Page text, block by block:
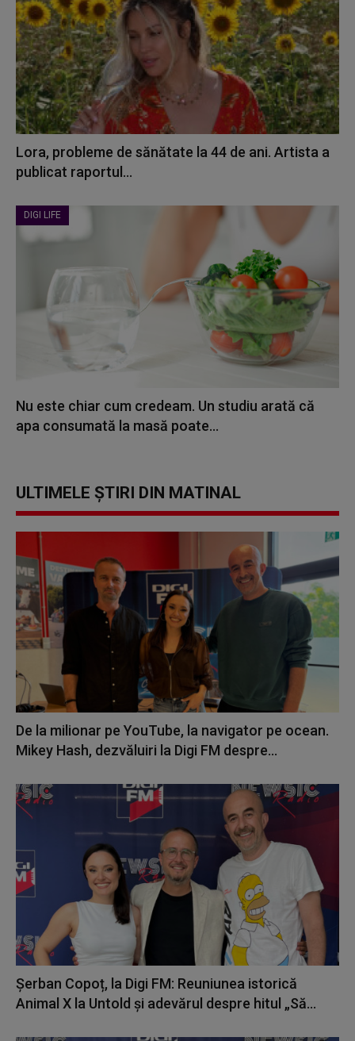
Lora, probleme de sănătate la 44 de ani. Artista a
publicat raportul...
DIGI LIFE
Nu este chiar cum credeam. Un studiu arată că
apa consumată la masă poate...
ULTIMELE ȘTIRI DIN MATINAL
De la milionar pe YouTube, la navigator pe ocean.
Mikey Hash, dezvăluiri la Digi FM despre...
Șerban Copoț, la Digi FM: Reuniunea istorică
Animal X la Untold și adevărul despre hitul „Să...